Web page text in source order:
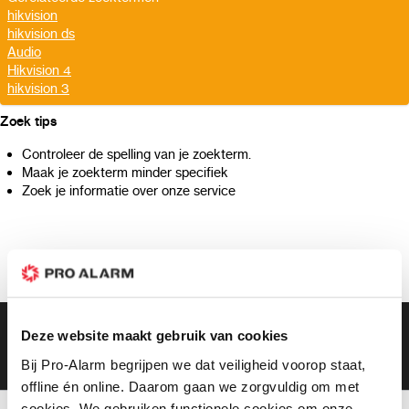
Deze website maakt gebruik van cookies
Bij Pro-Alarm begrijpen we dat veiligheid voorop staat,
offline én online. Daarom gaan we zorgvuldig om met
hikvision
hikvision ds
Audio
Hikvision 4
hikvision 3
Zoek tips
Controleer de spelling van je zoekterm.
Maak je zoekterm minder specifiek
Zoek je informatie over onze service
Gratis bezorging vanaf €99,-
Gratis retourneren binnen 90 dagen*
Klanten geven ons een 9.3 gemiddeld